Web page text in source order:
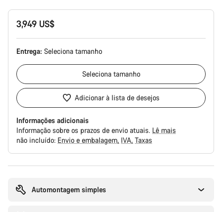
3,949 US$
Entrega: Seleciona tamanho
Seleciona tamanho
Adicionar à lista de desejos
Informações adicionais
Informação sobre os prazos de envio atuais. Lê mais
não incluído: Envio e embalagem IVA Taxas
compra
Automontagem simples